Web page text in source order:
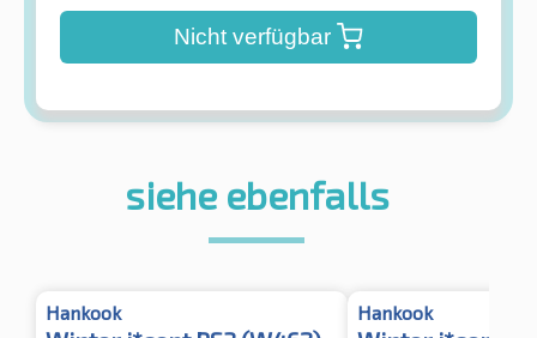
Nicht verfügbar
siehe ebenfalls
Hankook Hankook